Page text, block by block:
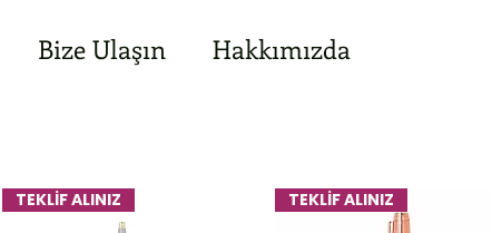
Bize Ulaşın Hakkımızda
TEKLİF ALINIZ TEKLİF ALINIZ